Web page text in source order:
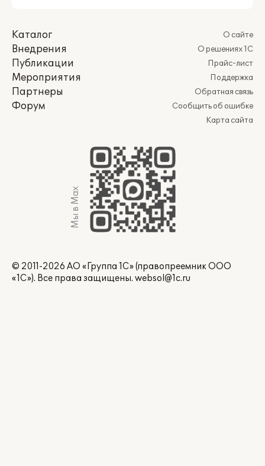
Каталог
Внедрения
Публикации
Мероприятия
Партнеры
Форум
О сайте
О решениях 1С
Прайс-лист
Поддержка
Обратная связь
Сообщить об ошибке
Карта сайта
Мы в Max
© 2011-2026 АО «Группа 1С» (правопреемник ООО
«1С»). Все права защищены. websol@1c.ru